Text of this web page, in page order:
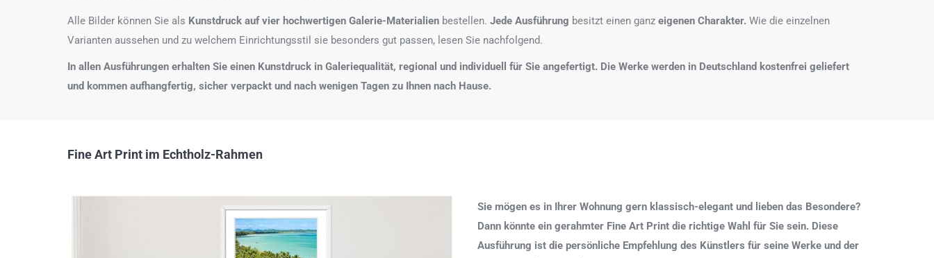
Alle Bilder können Sie als Kunstdruck auf vier hochwertigen Galerie-Materialien bestellen. Jede Ausführung besitzt einen ganz eigenen Charakter. Wie die einzelnen
Varianten aussehen und zu welchem Einrichtungsstil sie besonders gut passen, lesen Sie nachfolgend.
In allen Ausführungen erhalten Sie einen Kunstdruck in Galeriequalität, regional und individuell für Sie angefertigt. Die Werke werden in Deutschland kostenfrei geliefert
und kommen aufhangfertig, sicher verpackt und nach wenigen Tagen zu Ihnen nach Hause.
Fine Art Print im Echtholz-Rahmen
Sie mögen es in Ihrer Wohnung gern klassisch-elegant und lieben das Besondere?
Dann könnte ein gerahmter Fine Art Print die richtige Wahl für Sie sein. Diese
Ausführung ist die persönliche Empfehlung des Künstlers für seine Werke und der